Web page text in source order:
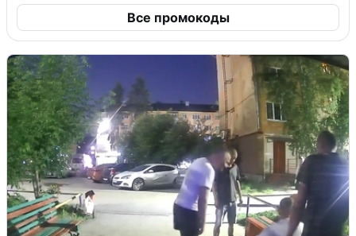
Все промокоды